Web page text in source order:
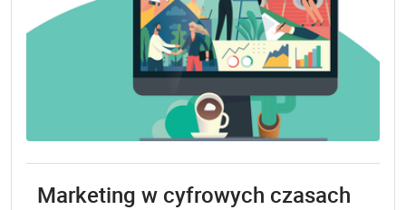
Marketing w cyfrowych czasach